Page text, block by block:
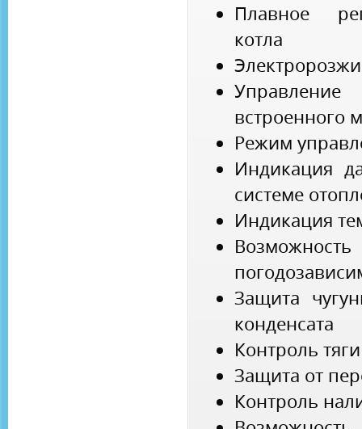
Плавное
котла
встроенного
Режим
Индикация
системе
Индикация
Защита
конденсата
Контроль
Защита от
Контроль